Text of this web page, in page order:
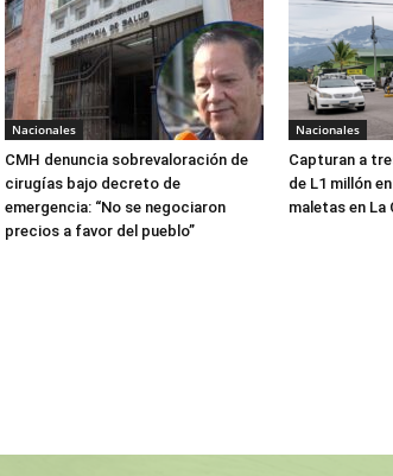
Nacionales
CMH denuncia sobrevaloración de
cirugías bajo decreto de
emergencia: “No se negociaron
precios a favor del pueblo”
Nacionales
Capturan a
de L1 millón
maletas en La